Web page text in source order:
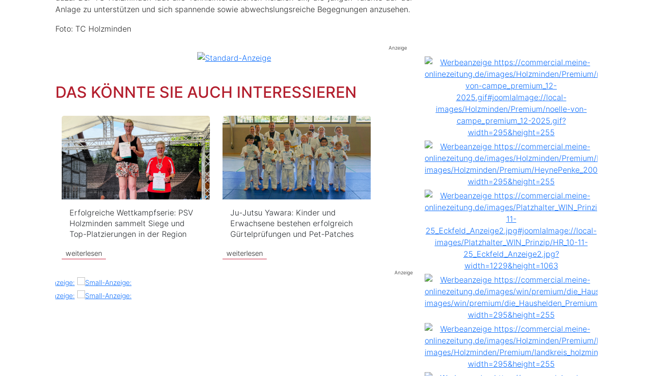
Anlage zu unterstützen und sich spannende sowie abwechslungsreiche Begegnungen anzusehen.
Foto: TC Holzminden
Anzeige
DAS KÖNNTE SIE AUCH INTERESSIEREN
Erfolgreiche Wettkampfserie: PSV
Holzminden sammelt Siege und
Top-Platzierungen in der Region
weiterlesen
Ju-Jutsu Yawara: Kinder und
Erwachsene bestehen erfolgreich
Gürtelprüfungen und Pet-Patches
weiterlesen
Anzeige